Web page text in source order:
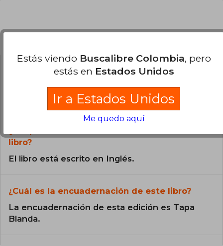
¿El libro es original?
Todos los libros de nuestro
catálogo son Originales.
libro?
El libro está escrito en Inglés.
¿Cuál es la encuadernación de este libro?
La encuadernación de esta edición es Tapa
Blanda.
Estás viendo Buscalibre Colombia, pero
estás en Estados Unidos
Ir a Estados Unidos
Me quedo aquí